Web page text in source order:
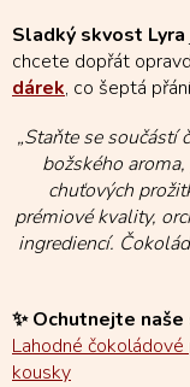
Sladký skvost Lyra
chcete dopřát
dárek, co šeptá
„Staňte se
božského
chuťových
prémiové kvality,
ingrediencí.
✨ Ochutnejte
Lahodné
kousky